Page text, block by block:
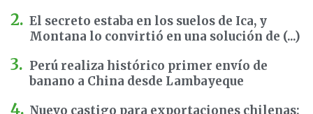
El secreto estaba en los suelos de Ica, y
Montana lo convirtió en una solución de (...)
Perú realiza histórico primer envío de
banano a China desde Lambayeque
Nuevo castigo para exportaciones chilenas: